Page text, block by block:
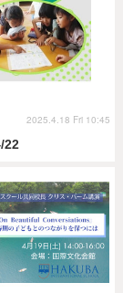
22
2025.4.18 Fri 10:45